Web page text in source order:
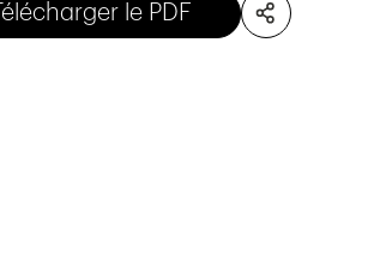
Télécharger le PDF